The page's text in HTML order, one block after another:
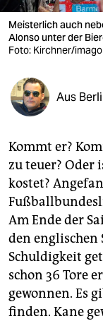
verlag
veranstaltungen
fragen & hilfe
abo
genossenschaft
epaper login
Meisterlich auch
Alonso unter der
Foto: Kirchner/imago
Aus
Kommt er?
zu teuer? Oder
kostet?
Am Ende der
den englischen
Schuldigkeit
schon 36 Tore
gewonnen. Es
finden. Kane